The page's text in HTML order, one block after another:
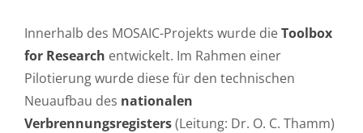
Innerhalb des MOSAIC-Projekts wurde dieToolbox
for Research entwickelt. Im Rahmen einer
Pilotierung wurde diese für den technischen
Neuaufbau des nationalen
Verbrennungsregisters(Leitung: Dr. O. C. Thamm)